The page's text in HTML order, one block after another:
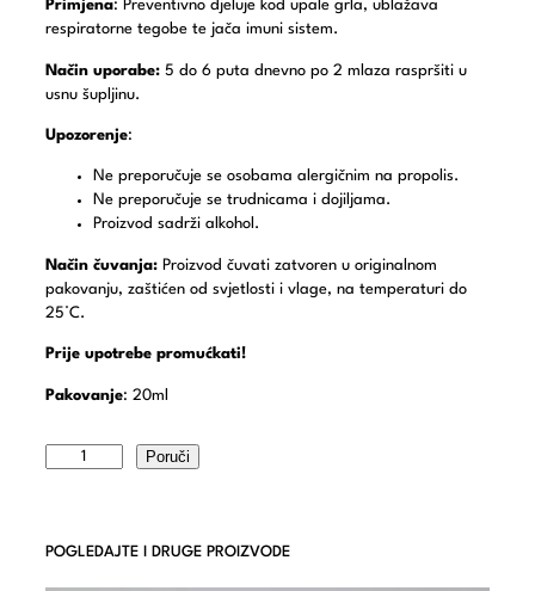
Primjena: Preventivno djeluje kod upale grla, ublažava
respiratorne tegobe te jača imuni sistem.
Način uporabe: 5 do 6 puta dnevno po 2 mlaza raspršiti u
usnu šupljinu.
Upozorenje:
Ne preporučuje se osobama alergičnim na propolis.
Ne preporučuje se trudnicama i dojiljama.
Proizvod sadrži alkohol.
Način čuvanja: Proizvod čuvati zatvoren u originalnom
pakovanju, zaštićen od svjetlosti i vlage, na temperaturi do
25°C.
Prije upotrebe promućkati!
Pakovanje: 20ml
Poruči
POGLEDAJTE I DRUGE PROIZVODE